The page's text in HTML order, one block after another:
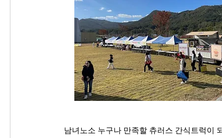
남녀노소 누구나 만족할 츄러스 간식트럭이